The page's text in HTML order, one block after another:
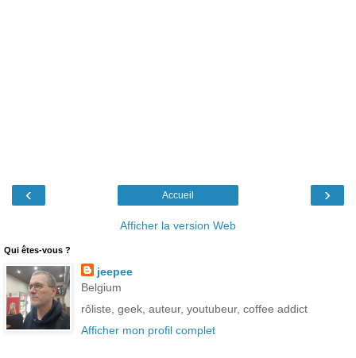
‹ ›
Accueil
Afficher la version Web
Qui êtes-vous ?
jeepee
Belgium
rôliste, geek, auteur, youtubeur, coffee addict
Afficher mon profil complet